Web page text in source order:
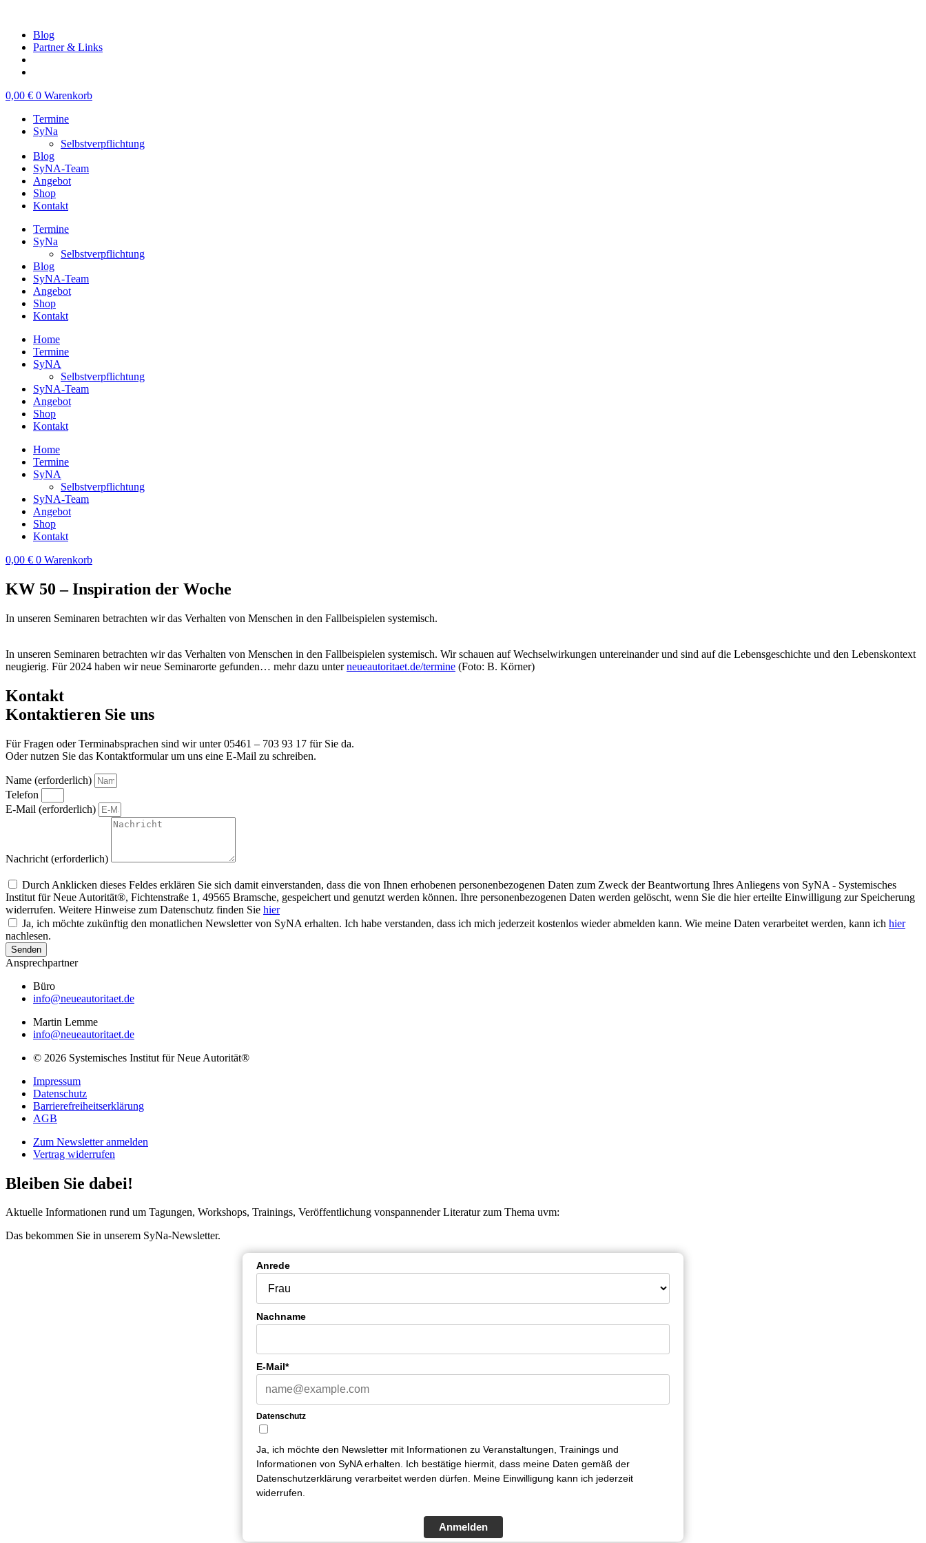
springenBlog
Partner & Links
0,00 € 0 Warenkorb
Termine
SyNa
Selbstverpflichtung
Blog
SyNA-Team
Angebot
Shop
Kontakt
Termine
SyNa
Selbstverpflichtung
Blog
SyNA-Team
Angebot
Shop
Kontakt
Home
Termine
SyNA
Selbstverpflichtung
SyNA-Team
Angebot
Shop
Kontakt
Home
Termine
SyNA
Selbstverpflichtung
SyNA-Team
Angebot
Shop
Kontakt
0,00 € 0 Warenkorb
KW 50 – Inspiration der Woche
In unseren Seminaren betrachten wir das Verhalten von Menschen in den Fallbeispielen systemisch.
In unseren Seminaren betrachten wir das Verhalten von Menschen in den Fallbeispielen systemisch. Wir schauen auf Wechselwirkungen untereinander und sind auf die Lebensgeschichte und den Lebenskontext
neugierig. Für 2024 haben wir neue Seminarorte gefunden… mehr dazu unterneueautoritaet.de/termine (Foto: B. Körner)
Kontakt
Kontaktieren Sie uns
Für Fragen oder Terminabsprachen sind wir unter 05461 – 703 93 17 für Sie da.
Oder nutzen Sie das Kontaktformular um uns eine E-Mail zu schreiben.
Name (erforderlich)
Telefon
E-Mail (erforderlich)
Nachricht (erforderlich)
Durch Anklicken dieses Feldes erklären Sie sich damit einverstanden, dass die von Ihnen erhobenen personenbezogenen Daten zum Zweck der Beantwortung Ihres Anliegens von SyNA - Systemisches
Institut für Neue Autorität®, Fichtenstraße 1, 49565 Bramsche, gespeichert und genutzt werden können. Ihre personenbezogenen Daten werden gelöscht, wenn Sie die hier erteilte Einwilligung zur Speicherung
widerrufen. Weitere Hinweise zum Datenschutz finden Sie hier
Ja, ich möchte zukünftig den monatlichen Newsletter von SyNA erhalten. Ich habe verstanden, dass ich mich jederzeit kostenlos wieder abmelden kann. Wie meine Daten verarbeitet werden, kann ich hier
nachlesen.
Senden
Ansprechpartner
Büro
info@neueautoritaet.de
Martin Lemme
info@neueautoritaet.de
© 2026 Systemisches Institut für Neue Autorität®
Impressum
Datenschutz
Barrierefreiheitserklärung
AGB
Zum Newsletter anmelden
Vertrag widerrufen
Bleiben Sie dabei!
Aktuelle Informationen rund um Tagungen, Workshops, Trainings, Veröffentlichung vonspannender Literatur zum Thema uvm:
Das bekommen Sie in unserem SyNa-Newsletter.
Anrede
Nachname
E-Mail*
Datenschutz
Ja, ich möchte den Newsletter mit Informationen zu Veranstaltungen, Trainings und
Informationen von SyNA erhalten. Ich bestätige hiermit, dass meine Daten gemäß der
Datenschutzerklärung verarbeitet werden dürfen. Meine Einwilligung kann ich jederzeit
widerrufen.
Anmelden